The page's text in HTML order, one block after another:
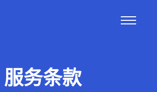
服务条款